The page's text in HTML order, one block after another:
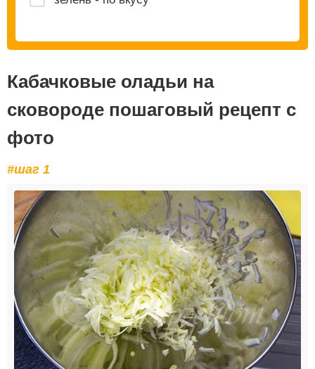
Кабачковые оладьи на
сковороде пошаговый рецепт с
фото
#шаг 1